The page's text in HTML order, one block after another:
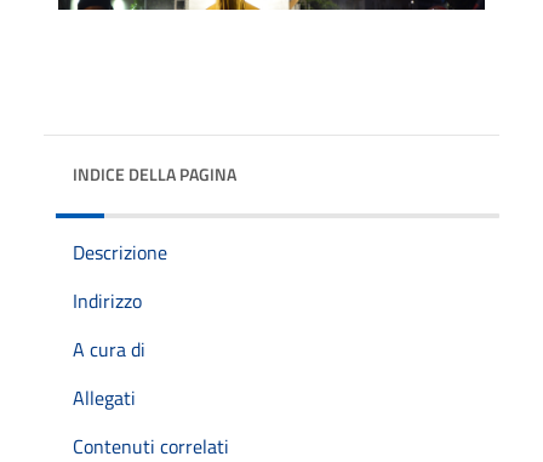
INDICE DELLA PAGINA
Descrizione
Indirizzo
A cura di
Allegati
Contenuti correlati